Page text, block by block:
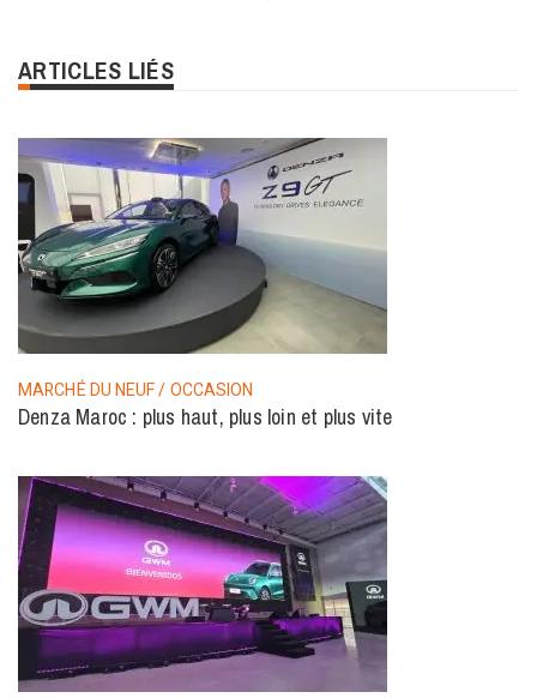
ARTICLES LIÉS
MARCHÉ DU NEUF / OCCASION
Denza Maroc : plus haut, plus loin et plus vite